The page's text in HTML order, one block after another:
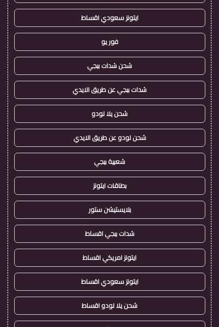
ايتونز سعودي اقساط
فور يو
شحن شدات ببجي
شدات ببجي عن طريق الايدي
شحن يلا لودو
شحن لودو عن طريق الايدي
شعبية ببجي
بطاقات ايتونز
بلايستيشن ستور
شدات ببجي اقساط
ايتونز امريكي اقساط
ايتونز سعودي اقساط
شحن يلا لودو اقساط